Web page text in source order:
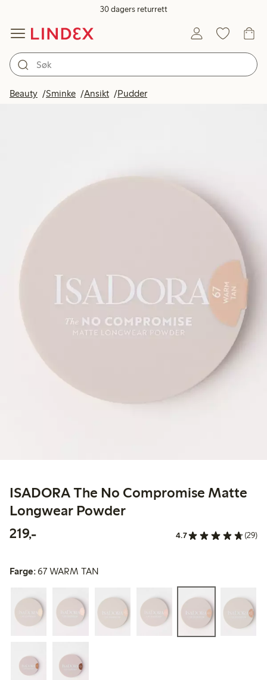
30 dagers returrett
Beauty Sminke Ansikt Pudder
ISADORA The No Compromise Matte
Longwear Powder
219,-219,00 kr 4.7 (29)
Farge:67 WARM TAN